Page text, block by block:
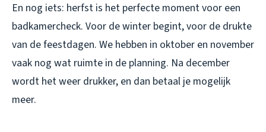
En nog iets: herfst is het perfecte moment voor een
badkamercheck. Voor de winter begint, voor de drukte
van de feestdagen. We hebben in oktober en november
vaak nog wat ruimte in de planning. Na december
wordt het weer drukker, en dan betaal je mogelijk
meer.